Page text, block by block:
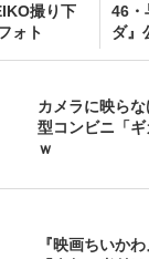
撮り下
ォト
46・
ダ』
カメラに映ら
型コンビニ「
ｗ
『映画ちいか